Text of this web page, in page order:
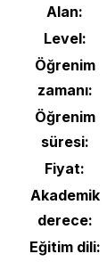
Alan:
Level:
Öğrenim
zamanı:
Öğrenim
süresi:
Fiyat:
Akademik
derece:
Eğitim dili: